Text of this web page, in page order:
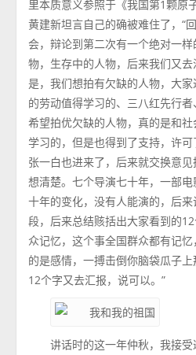
里本质意义参照于《我国第1颗原
黄建新坦言自己的确被难住了，“
会，辩论到第二次有一个绝对一
物，生存中的人物，后来我们又
是，我们想拍有欠缺的人物，大
的劳动值得学习的、三八红先行
希望拍优欠缺的人物，真的是和
学习的，但是也得到了支持，许可
张一白也进来了，后来就交换意
想清楚。七个导演七十年，一部
十年的变化，没有人能演的，后
段，后来总结赅括出大家看到的
众记忆，这个事全国群众都有记
的是感情，一搏击倒你脑袋瓜子
12个字又去汇报，说可以。”
讲话时的这一年仲秋，我接